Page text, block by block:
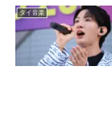
タイ音楽